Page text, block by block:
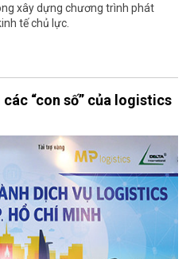
xây dựng chương trình phát
tế chủ lực.
“con số” của logistics